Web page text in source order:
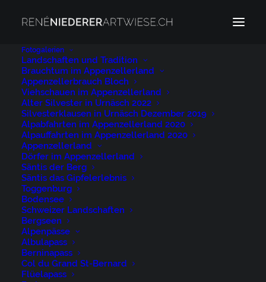
Fotogalerien
Landschaften und Tradition
Brauchtum im Appenzellerland
Appenzellerbrauch Bloch
Viehschauen im Appenzellerland
Alter Silvester in Urnäsch 2022
Silvesterklausen in Urnäsch Dezember 2019
Alpabfahrten im Appenzellerland 2020
Alpauffahrten im Appenzellerland 2020
Appenzellerland
Dörfer im Appenzellerland
Säntis der Berg
Säntis das Gipfelerlebnis
Toggenburg
Bodensee
Schweizer Landschaften
Bergseen
Alpenpässe
Albulapass
Berninapass
Col du Grand St-Bernard
Flüelapass
Appenzellerland Schwellbrunn
Home
Appenzellerland Schwellbrunn
Appenzellerland Schwellbrunn
Appenzellerland
Schwellbrunn
23. JANUAR 2021